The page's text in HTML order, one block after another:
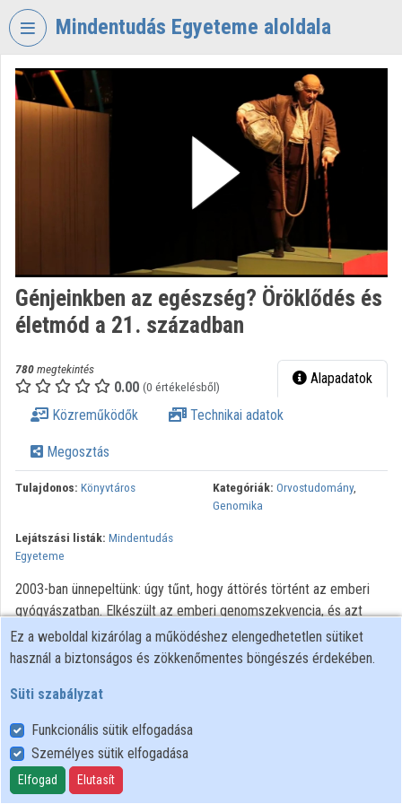
Fejléc kihagyása
Mindentudás Egyeteme aloldala
VIDEO
Kategóriák
Intézmények
Közreműködők
Génjeinkben az egészség? Öröklődés és
életmód a 21. században
780megtekintés
0.00 (0 értékelésből) Alapadatok
Közreműködők Technikai adatok
Megosztás
Tulajdonos: Könyvtáros Kategóriák: Orvostudomány,
Genomika
Lejátszási listák: Mindentudás
Egyeteme
2003-ban ünnepeltünk: úgy tűnt, hogy áttörés történt az emberi
gyógyászatban. Elkészült az emberi genomszekvencia, és azt
hittük, hogy hamarosan kezdődhet a személyre szabott orvoslás.
Valójában ennek feltételei most, egy évtizeddel később alakultak
fejlődésének köszönhetően. Megismertük a környezeti hatásokat
epigenetikai alapkutatási eredmények hihetetlenül gyorsan és
várhatóan egyre intenzívebben kerülnek be az orvosi gyakorlatba.
A legtöbben szeretnék, ha személyre szabott orvosi kezelést
Ez a weboldal kizárólag a működéshez elengedhetetlen sütiket
használ a biztonságos és zökkenőmentes böngészés érdekében.
Süti szabályzat
Funkcionális sütik elfogadása
Személyes sütik elfogadása
Elfogad Elutasít